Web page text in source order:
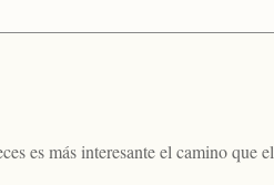
es más interesante el camino que el